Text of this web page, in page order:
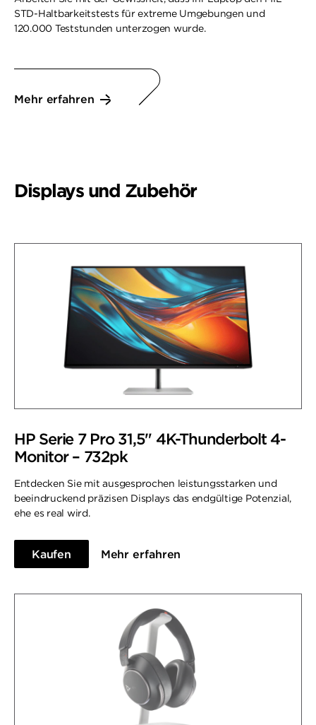
STD-Haltbarkeitstests für extreme Umgebungen und
120.000 Teststunden unterzogen wurde.
Mehr erfahren
Displays und Zubehör
HP Serie 7 Pro 31,5" 4K-Thunderbolt 4-
Monitor – 732pk
Entdecken Sie mit ausgesprochen leistungsstarken und
beeindruckend präzisen Displays das endgültige Potenzial,
ehe es real wird.
Kaufen Mehr erfahren